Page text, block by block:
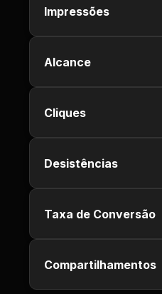
Impressões
Alcance
Cliques
Desistências
Taxa de Conversão
Compartilhamentos